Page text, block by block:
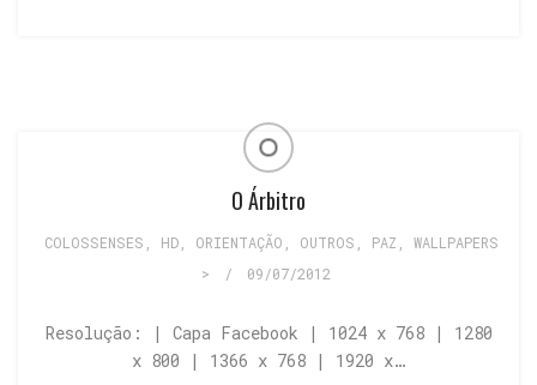
O Árbitro
COLOSSENSES HD ORIENTAÇÃO OUTROS PAZ
WALLPAPERS
>
/ 09/07/2012
Resolução: | Capa Facebook | 1024 x 768 | 1280
x 800 | 1366 x 768 | 1920 x…